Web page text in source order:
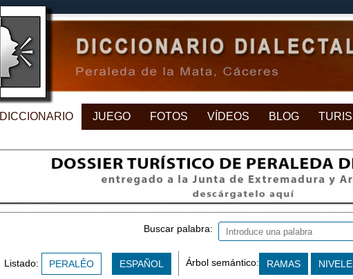
DICCIONARIO JUEGO FOTOS VÍDEOS BLOG
Buscar palabra:
Listado: PERALÊO ESPAÑOL Árbol semántico: RAMAS